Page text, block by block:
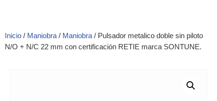
Inicio / Maniobra / Maniobra / Pulsador metalico doble sin piloto
N/O + N/C 22 mm con certificación RETIE marca SONTUNE.